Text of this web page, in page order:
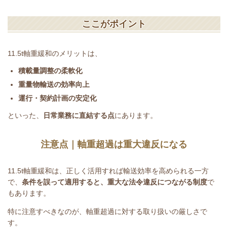
ここがポイント
11.5t軸重緩和のメリットは、
積載量調整の柔軟化
重量物輸送の効率向上
運行・契約計画の安定化
といった、 日常業務に直結する点にあります。
注意点｜軸重超過は重大違反になる
11.5t軸重緩和は、正しく活用すれば輸送効率を高められる一方
で、 条件を誤って適用すると、重大な法令違反につながる制度で
もあります。
特に注意すべきなのが、軸重超過に対する取り扱いの厳しさで
す。